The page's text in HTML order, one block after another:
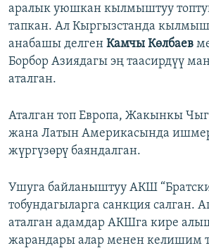
аралык уюшкан кылмыштуу
тапкан. Ал Кыргызстанда
анабашы делген Камчы Көлбаев
Борбор Азиядагы эң таасирдүү
аталган.
Аталган топ Европа, Жакынкы
жана Латын Америкасында
жүргүзөрү баяндалган.
Ушуга байланыштуу АКШ
тобундагыларга санкция салган.
аталган адамдар АКШга кире
жарандары алар менен келишим